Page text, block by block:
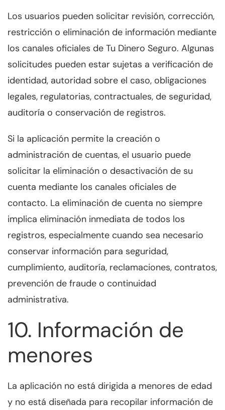
Los usuarios pueden solicitar revisión, corrección,
restricción o eliminación de información mediante
los canales oficiales de Tu Dinero Seguro. Algunas
solicitudes pueden estar sujetas a verificación de
identidad, autoridad sobre el caso, obligaciones
legales, regulatorias, contractuales, de seguridad,
auditoría o conservación de registros.
Si la aplicación permite la creación o
administración de cuentas, el usuario puede
solicitar la eliminación o desactivación de su
cuenta mediante los canales oficiales de
contacto. La eliminación de cuenta no siempre
implica eliminación inmediata de todos los
registros, especialmente cuando sea necesario
conservar información para seguridad,
cumplimiento, auditoría, reclamaciones, contratos,
prevención de fraude o continuidad
administrativa.
10. Información de
menores
La aplicación no está dirigida a menores de edad
y no está diseñada para recopilar información de